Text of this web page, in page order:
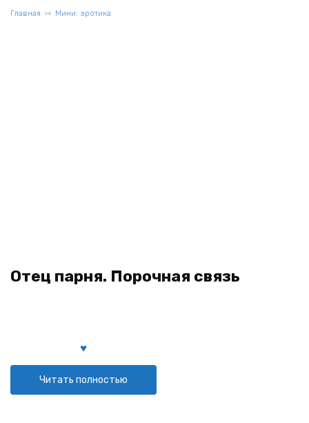
Главная Мини: эротика
Отец парня. Порочная связь
Читать полностью